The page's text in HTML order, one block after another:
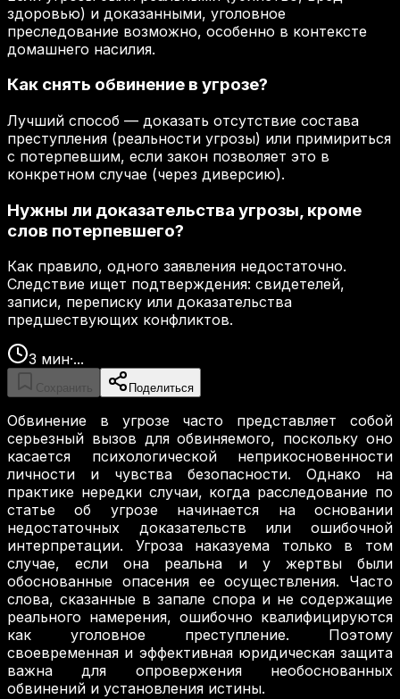
здоровью) и доказанными, уголовное
преследование возможно, особенно в контексте
домашнего насилия.
Как снять обвинение в угрозе?
Лучший способ — доказать отсутствие состава
преступления (реальности угрозы) или примириться
с потерпевшим, если закон позволяет это в
конкретном случае (через диверсию).
Нужны ли доказательства угрозы, кроме
слов потерпевшего?
Как правило, одного заявления недостаточно.
Следствие ищет подтверждения: свидетелей,
записи, переписку или доказательства
предшествующих конфликтов.
3 мин·...
Сохранить Поделиться
Обвинение в угрозе часто представляет собой
серьезный вызов для обвиняемого, поскольку оно
касается психологической неприкосновенности
личности и чувства безопасности. Однако на
практике нередки случаи, когда расследование по
статье об угрозе начинается на основании
недостаточных доказательств или ошибочной
интерпретации. Угроза наказуема только в том
случае, если она реальна и у жертвы были
обоснованные опасения ее осуществления. Часто
слова, сказанные в запале спора и не содержащие
реального намерения, ошибочно квалифицируются
как уголовное преступление. Поэтому
своевременная и эффективная юридическая защита
важна для опровержения необоснованных
обвинений и установления истины.